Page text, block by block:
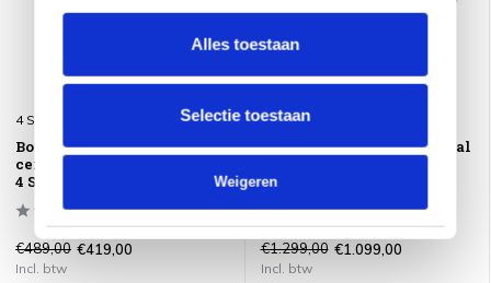
Alles toestaan
Selectie toestaan
Weigeren
4 Seasons Outdoor
Boaz bijzettafel 45xH55 cm
ceramic middenpoot terre
4 Seasons Outdoor
€489,00 €419,00
Incl. btw
4 Seasons Outdoor
Boaz lounge tuintafel ovaal
150x65xH35 cm ceramic
terre 4 Seasons Outdoor
€1.299,00 €1.099,00
Incl. btw